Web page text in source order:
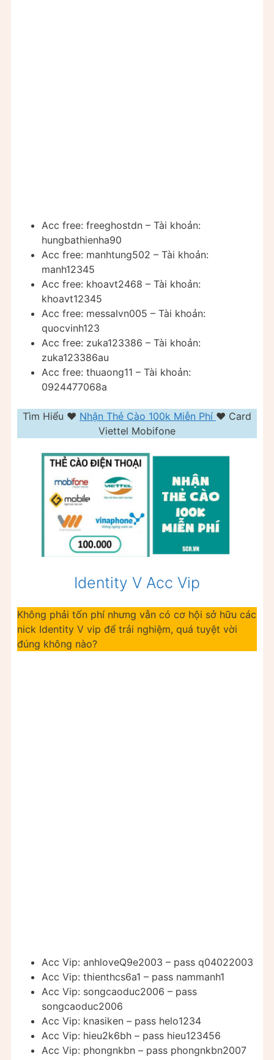
Acc free: freeghostdn – Tài khoản:
hungbathienha90
Acc free: manhtung502 – Tài khoản:
manh12345
Acc free: khoavt2468 – Tài khoản:
khoavt12345
Acc free: messalvn005 – Tài khoản:
quocvinh123
Acc free: zuka123386 – Tài khoản:
zuka123386au
Acc free: thuaong11 – Tài khoản:
0924477068a
Tìm Hiểu ❤️️ Nhận Thẻ Cào 100k Miễn Phí ❤️ Card
Viettel Mobifone
Identity V Acc Vip
Không phải tốn phí nhưng vẫn có cơ hội sở hữu các
nick Identity V vip để trải nghiệm, quá tuyệt vời
đúng không nào?
Acc Vip: anhloveQ9e2003 – pass q04022003
Acc Vip: thienthcs6a1 – pass nammanh1
Acc Vip: songcaoduc2006 – pass
songcaoduc2006
Acc Vip: knasiken – pass helo1234
Acc Vip: hieu2k6bh – pass hieu123456
Acc Vip: phongnkbn – pass phongnkbn2007